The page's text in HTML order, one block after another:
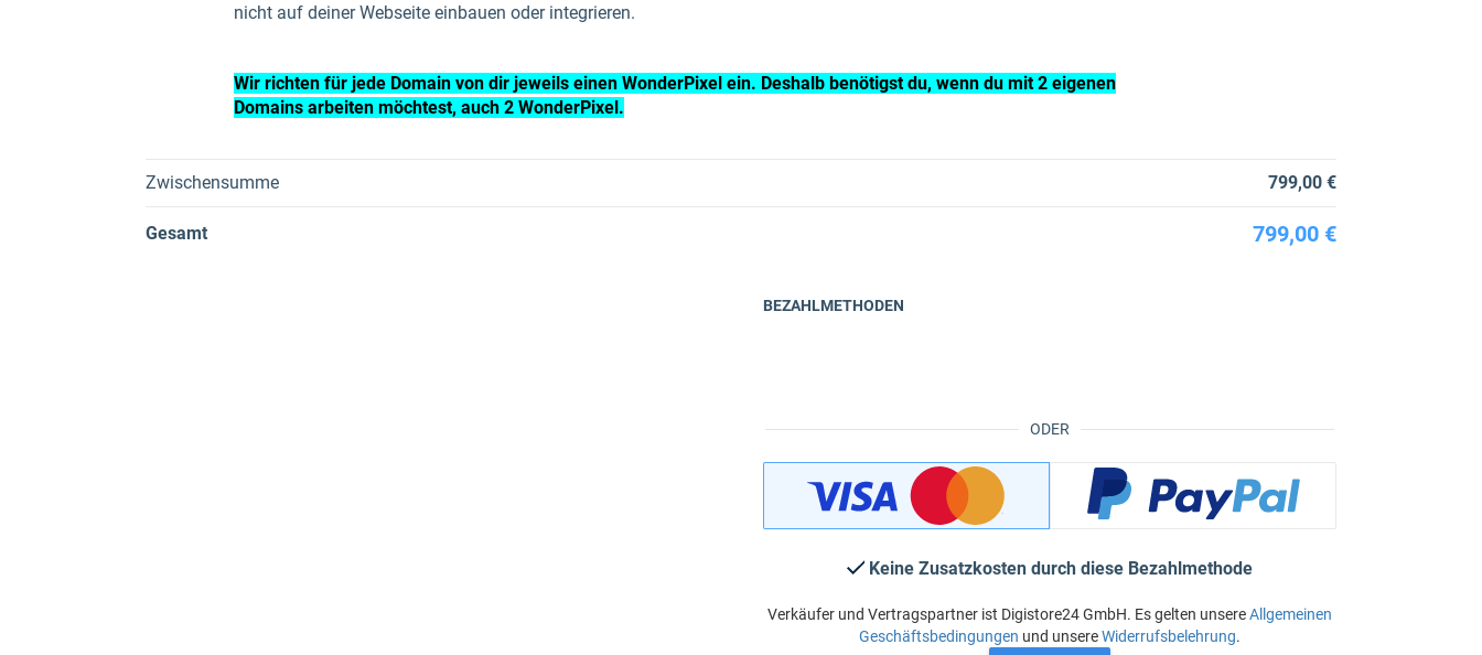
nicht auf deiner Webseite einbauen oder integrieren.
Wir richten für jede Domain von dir jeweils einen WonderPixel ein. Deshalb benötigst du, wenn du mit 2 eigenen
Domains arbeiten möchtest, auch 2 WonderPixel.
Zwischensumme 799,00 €
Gesamt 799,00 €
ODER
BEZAHLMETHODEN
Keine Zusatzkosten durch diese Bezahlmethode
Verkäufer und Vertragspartner ist Digistore24 GmbH. Es gelten unsereAllgemeinen
Geschäftsbedingungen und unsereWiderrufsbelehrung.